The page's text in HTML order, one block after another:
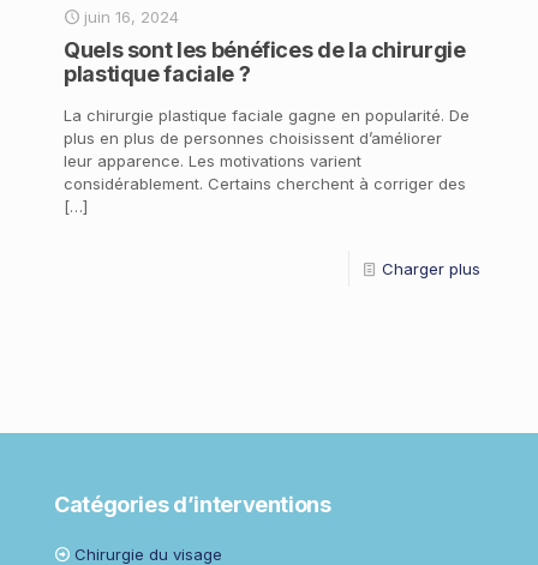
juin 16, 2024
Quels sont les bénéfices de la chirurgie
plastique faciale ?
La chirurgie plastique faciale gagne en popularité. De
plus en plus de personnes choisissent d’améliorer
leur apparence. Les motivations varient
considérablement. Certains cherchent à corriger des
[…]
Charger plus
Catégories d’interventions
Chirurgie du visage